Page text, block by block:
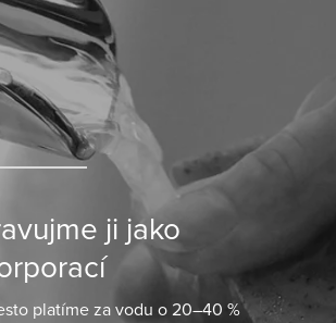
ji jako
platíme za vodu o 20–40 %